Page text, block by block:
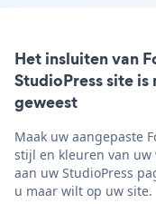
Het insluiten van
StudioPress site
geweest
Maak uw aangepaste
stijl en kleuren van uw
aan uw StudioPress
u maar wilt op uw site.